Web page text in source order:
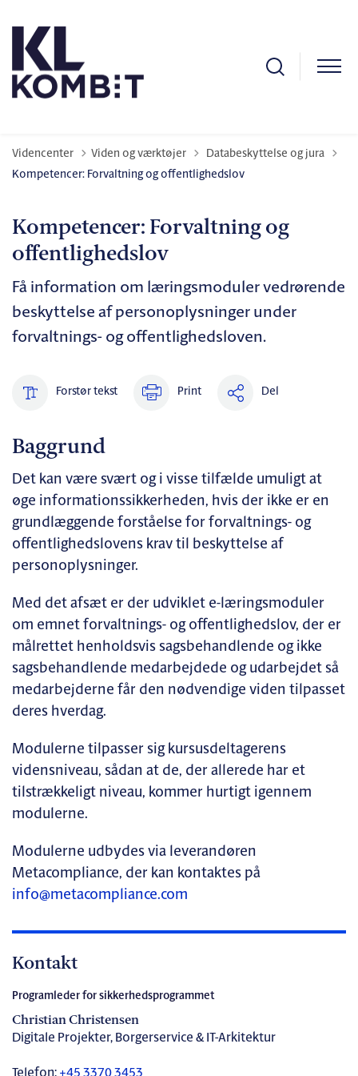
Videncenter Viden og værktøjer Tilbage til
Databeskyttelse og jura
Kompetencer: Forvaltning og offentlighedslov
Kompetencer: Forvaltning og
offentlighedslov
Få information om læringsmoduler vedrørende
beskyttelse af personoplysninger under
forvaltnings- og offentlighedsloven.
Forstør tekst Print Del
Baggrund
Det kan være svært og i visse tilfælde umuligt at
øge informationssikkerheden, hvis der ikke er en
grundlæggende forståelse for forvaltnings- og
offentlighedslovens krav til beskyttelse af
personoplysninger.
Med det afsæt er der udviklet e-læringsmoduler
om emnet forvaltnings- og offentlighedslov, der er
målrettet henholdsvis sagsbehandlende og ikke
sagsbehandlende medarbejdede og udarbejdet så
medarbejderne får den nødvendige viden tilpasset
deres hverdag.
Modulerne tilpasser sig kursusdeltagerens
vidensniveau, sådan at de, der allerede har et
tilstrækkeligt niveau, kommer hurtigt igennem
modulerne.
Modulerne udbydes via leverandøren
Metacompliance, der kan kontaktes på
info@metacompliance.com
Kontakt
Programleder for sikkerhedsprogrammet
Christian Christensen
Digitale Projekter, Borgerservice & IT-Arkitektur
Telefon: +45 3370 3453